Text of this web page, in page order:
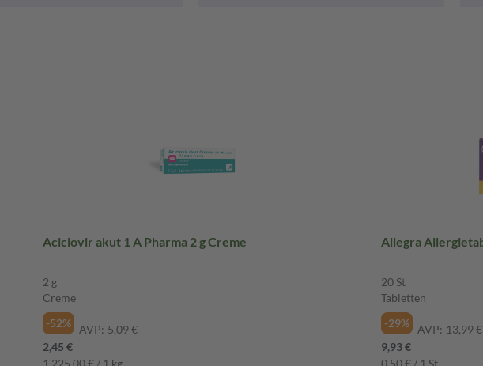
Aciclovir akut 1 A Pharma 2 g Creme
2 g
Creme
-52%
AVP: 5,09 €
2,45 €
20 St
Tabletten
-29%
AVP: 13,99 €
9,93 €